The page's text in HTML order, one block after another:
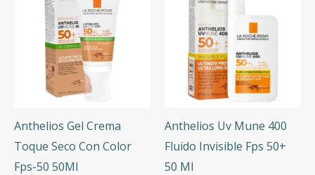
Anthelios Gel Crema
Toque Seco Con Color
Fps-50 50Ml
Anthelios Uv Mune 400
Fluido Invisible Fps 50+
50 Ml